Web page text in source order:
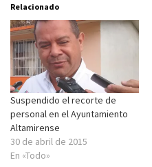
Relacionado
Suspendido el recorte de
personal en el Ayuntamiento
Altamirense
30 de abril de 2015
En «Todo»